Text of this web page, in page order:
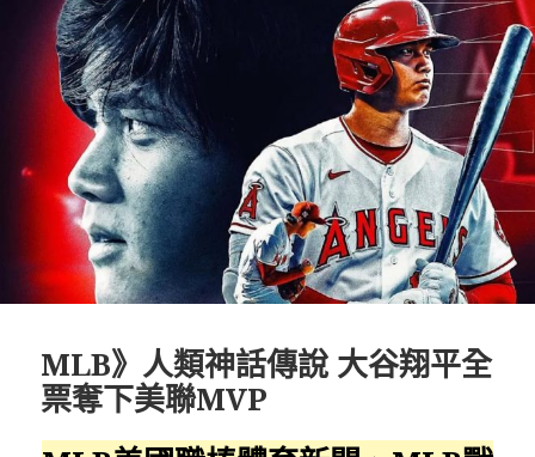
MLB》人類神話傳說 大谷翔平全
票奪下美聯MVP